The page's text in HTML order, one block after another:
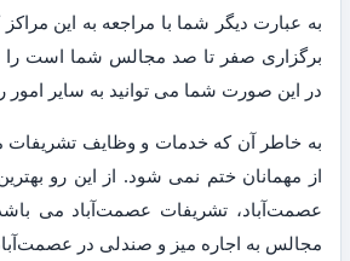
به عبارت دیگر شما با مراجعه به این
برگزاری صفر تا صد مجالس شما است را
در این صورت شما می توانید به سایر امور
به خاطر آن که خدمات و وظایف تشریفات
از مهمانان ختم نمی شود. از این رو
عصمت‌آباد، تشریفات عصمت‌آباد می
مجالس به اجاره میز و صندلی در